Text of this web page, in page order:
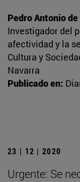
Pedro Antonio
Investigador del
afectividad y la
Cultura y
Navarra
Publicado en:
23 | 12 | 2020
Urgente: Se